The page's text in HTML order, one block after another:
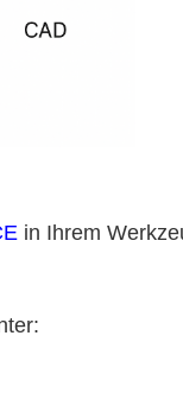
in Ihrem